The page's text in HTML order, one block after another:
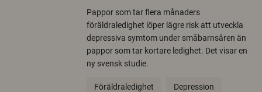
Pappor som tar flera månaders
föräldraledighet löper lägre risk att utveckla
depressiva symtom under småbarnsåren än
pappor som tar kortare ledighet. Det visar en
ny svensk studie.
Föräldraledighet Depression